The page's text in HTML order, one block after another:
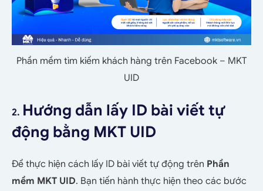
Phần mềm tìm kiếm khách hàng trên Facebook – MKT
UID
2. Hướng dẫn lấy ID bài viết tự
động bằng MKT UID
Để thực hiện cách lấy ID bài viết tự động trên Phần
mềm MKT UID. Bạn tiến hành thực hiện theo các bước